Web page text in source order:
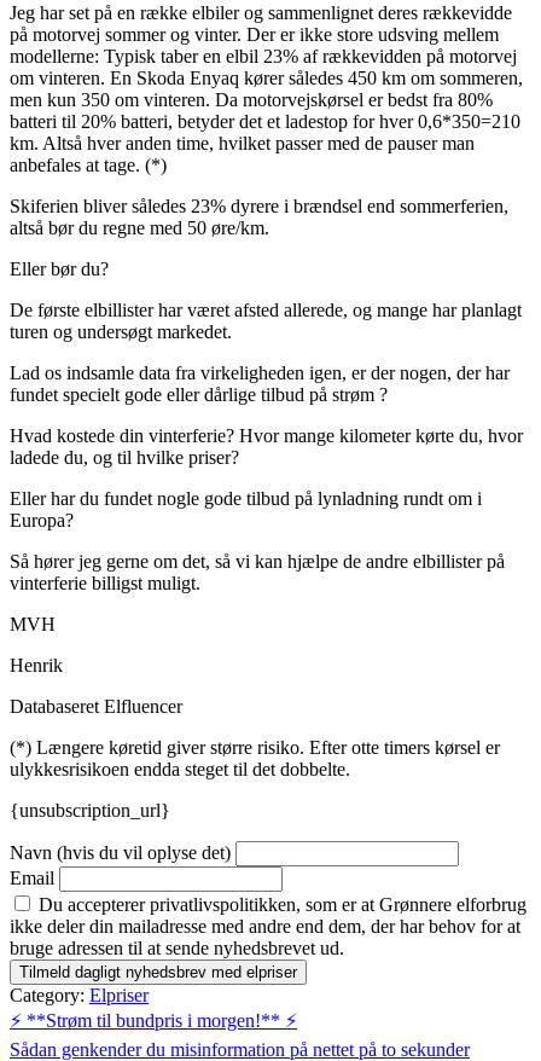
Jeg har set på en række elbiler og sammenlignet deres rækkevidde
på motorvej sommer og vinter. Der er ikke store udsving mellem
modellerne: Typisk taber en elbil 23% af rækkevidden på motorvej
om vinteren. En Skoda Enyaq kører således 450 km om sommeren,
men kun 350 om vinteren. Da motorvejskørsel er bedst fra 80%
batteri til 20% batteri, betyder det et ladestop for hver 0,6*350=210
km. Altså hver anden time, hvilket passer med de pauser man
anbefales at tage. (*)
Skiferien bliver således 23% dyrere i brændsel end sommerferien,
altså bør du regne med 50 øre/km.
Eller bør du?
De første elbillister har været afsted allerede, og mange har planlagt
turen og undersøgt markedet.
Lad os indsamle data fra virkeligheden igen, er der nogen, der har
fundet specielt gode eller dårlige tilbud på strøm ?
Hvad kostede din vinterferie? Hvor mange kilometer kørte du, hvor
ladede du, og til hvilke priser?
Eller har du fundet nogle gode tilbud på lynladning rundt om i
Europa?
Så hører jeg gerne om det, så vi kan hjælpe de andre elbillister på
vinterferie billigst muligt.
MVH
Henrik
Databaseret Elfluencer
(*) Længere køretid giver større risiko. Efter otte timers kørsel er
ulykkesrisikoen endda steget til det dobbelte.
{unsubscription_url}
Navn (hvis du vil oplyse det)
Email
Du accepterer privatlivspolitikken, som er at Grønnere elforbrug
ikke deler din mailadresse med andre end dem, der har behov for at
bruge adressen til at sende nyhedsbrevet ud.
Category: Elpriser
Indlægsnavigation
⚡️ **Strøm til bundpris i morgen!** ⚡️
Sådan genkender du misinformation på nettet på to sekunder